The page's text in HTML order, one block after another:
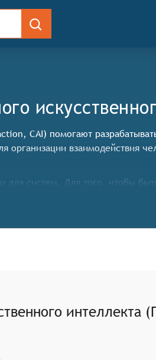
CAI) помогают
организации взаимодействия
для систем. Для того, чтобы
интеллекта